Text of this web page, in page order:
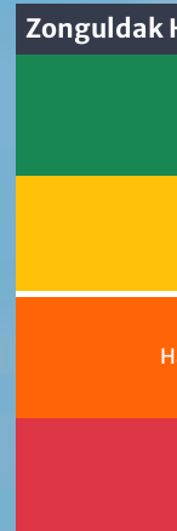
Zonguldak